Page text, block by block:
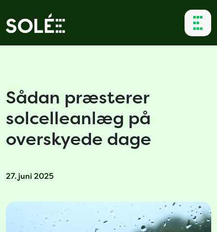
Sådan præsterer
solcelleanlæg på
overskyede dage
27. juni 2025